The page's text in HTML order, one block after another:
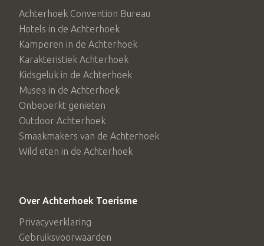
Achterhoek Convention Bureau
Hotels in de Achterhoek
Kamperen in de Achterhoek
Karakteristiek Achterhoek
Kidsgeluk in de Achterhoek
Musea in de Achterhoek
Onbeperkt genieten
Outdoor Achterhoek
Smaakmakers van de Achterhoek
Wild eten in de Achterhoek
Over Achterhoek Toerisme
Privacyverklaring
Gebruiksvoorwaarden